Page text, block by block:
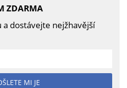
ZDARMA
a dostávejte nejžhavější
MI JE